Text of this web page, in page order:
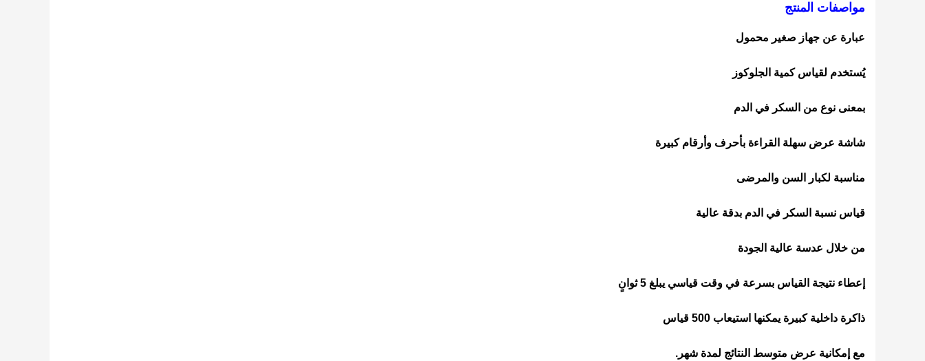
مواصفات المنتج
عبارة عن جهاز صغير محمول
يُستخدم لقياس كمية الجلوكوز
بمعنى نوع من السكر في الدم
شاشة عرض سهلة القراءة بأحرف وأرقام كبيرة
مناسبة لكبار السن والمرضى
قياس نسبة السكر في الدم بدقة عالية
من خلال عدسة عالية الجودة
إعطاء نتيجة القياس بسرعة في وقت قياسي يبلغ 5 ثوانٍ
ذاكرة داخلية كبيرة يمكنها استيعاب 500 قياس
مع إمكانية عرض متوسط ​​النتائج لمدة شهر.